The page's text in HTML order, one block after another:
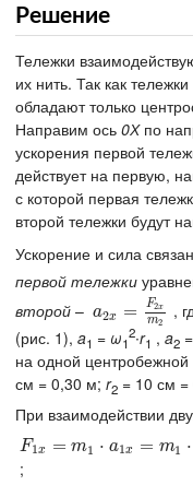
Решение
Тележки
их нить. Так как
обладают только
Направим ось 0Хпо
ускорения первой
действует на первую,
с которой первая
второй тележки будут
Ускорение и сила
первой тележки
второй – a2x = F2x
m2
a2x =F xm ,
(рис. 1), a1 = ω1
2∙r1 , a2 =
на одной
см = 0,30 м; r2 = 10 см
При взаимодействии
F1x = m1 ⋅ a1x = m1 ⋅
F1x =m 1⋅a1 x =m1 a1 =m 1⋅
;